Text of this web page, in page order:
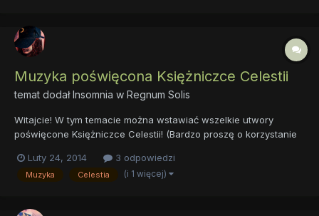
Muzyka poświęcona Księżniczce Celestii
temat dodałInsomnia w Regnum Solis
Witajcie! W tym temacie można wstawiać wszelkie utwory
poświęcone Księżniczce Celestii! (Bardzo proszę o korzystanie
Pochwalcie się nim tutaj!
Luty 24, 2014 3 odpowiedzi
Muzyka Celestia (i 1 więcej)